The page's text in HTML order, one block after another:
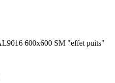
600x600 SM "effet puits"